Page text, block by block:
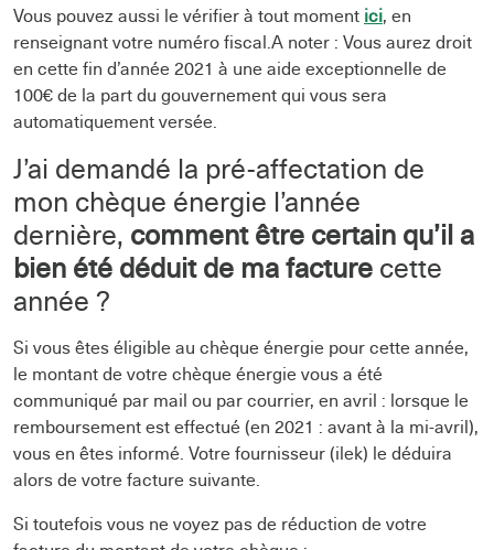
Vous pouvez aussi le vérifier à tout moment ici, en
renseignant votre numéro fiscal.A noter : Vous aurez droit
en cette fin d’année 2021 à une aide exceptionnelle de
100€ de la part du gouvernement qui vous sera
automatiquement versée.
J’ai demandé la pré-affectation de
mon chèque énergie l’année
dernière, comment être certain qu’il a
bien été déduit de ma facture cette
année ?
Si vous êtes éligible au chèque énergie pour cette année,
le montant de votre chèque énergie vous a été
communiqué par mail ou par courrier, en avril : lorsque le
remboursement est effectué (en 2021 : avant à la mi-avril),
vous en êtes informé. Votre fournisseur (ilek) le déduira
alors de votre facture suivante.
Si toutefois vous ne voyez pas de réduction de votre